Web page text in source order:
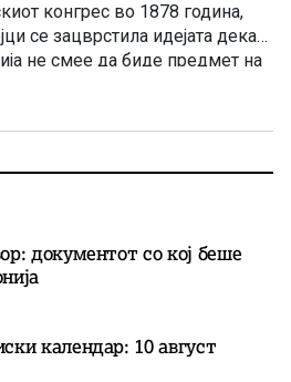
конгрес во 1878 година,
се зацврстила идејата дека
не смее да биде предмет на
Во такви околности, во 1885
политички структури што
документот со кој беше
календар: 10 август